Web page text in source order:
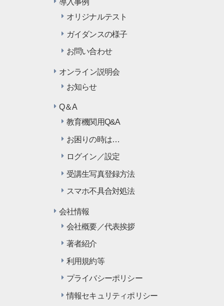
導入事例
オリジナルテスト
ガイダンスの様子
お問い合わせ
オンライン説明会
お知らせ
Q＆A
教育機関用Q&A
お困りの時は…
ログイン／設定
受講生写真登録方法
スマホ不具合対処法
会社情報
会社概要／代表挨拶
著者紹介
利用規約等
プライバシーポリシー
情報セキュリティポリシー